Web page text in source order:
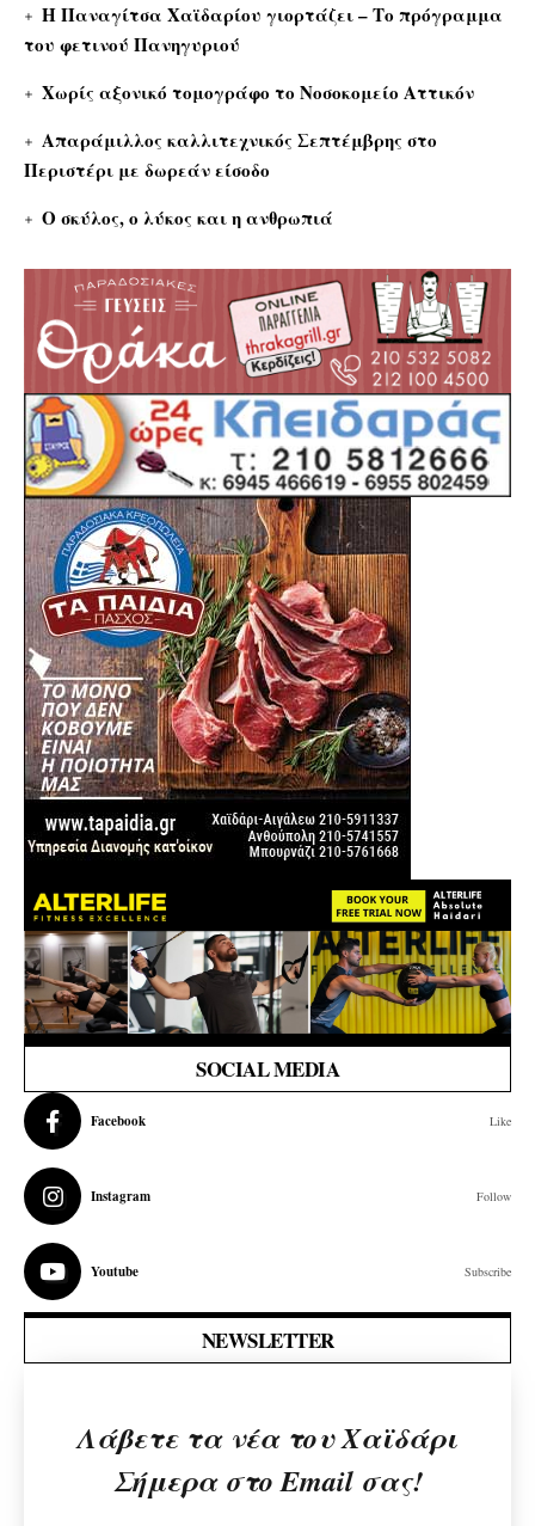
Η Παναγίτσα Χαϊδαρίου γιορτάζει – Το πρόγραμμα
του φετινού Πανηγυριού
Χωρίς αξονικό τομογράφο το Νοσοκομείο Αττικόν
Απαράμιλλος καλλιτεχνικός Σεπτέμβρης στο
Περιστέρι με δωρεάν είσοδο
Ο σκύλος, ο λύκος και η ανθρωπιά
SOCIAL MEDIA
Facebook Like
Instagram Follow
Youtube Subscribe
NEWSLETTER
Λάβετε τα νέα του Χαϊδάρι
Σήμερα στο Email σας!